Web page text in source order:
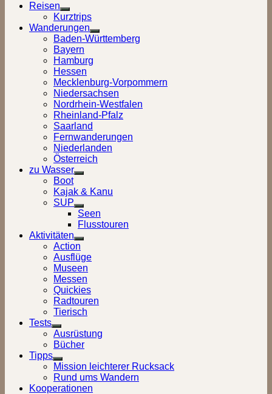
Reisen
Show
sub
menu
Kurztrips
Wanderungen
Show
sub
Baden-Württemberg
Bayern
Hamburg
Hessen
Mecklenburg-Vorpommern
Niedersachsen
Nordrhein-Westfalen
Rheinland-Pfalz
Saarland
Fernwanderungen
Niederlanden
Österreich
zu Wasser
Show
sub
menu
Boot
Kajak & Kanu
SUP
Show
sub
menu
Seen
Flusstouren
Aktivitäten
Show
sub
menu
Action
Ausflüge
Museen
Messen
Quickies
Radtouren
Tierisch
Tests
Show
sub
menu
Ausrüstung
Bücher
Tipps
Show
sub
menu
Mission leichterer Rucksack
Rund ums Wandern
Kooperationen